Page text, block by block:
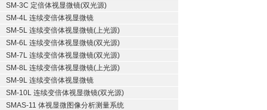
SM-3C 定倍体视显微镜(双光源)
SM-4L 连续变倍体视显微镜
SM-5L 连续变倍体视显微镜(上光源)
SM-6L 连续变倍体视显微镜(双光源)
SM-7L 连续变倍体视显微镜(双光源)
SM-8L 连续变倍体视显微镜(上光源)
SM-9L 连续变倍体视显微镜
SM-10L 连续变倍体视显微镜(双光源)
SMAS-11 体视显微图像分析测量系统